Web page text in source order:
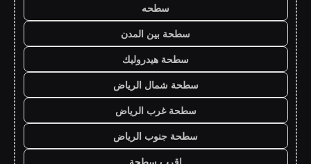
سطحه
سطحة بين المدن
سطحة هيدروليك
سطحة شمال الرياض
سطحة غرب الرياض
سطحة جنوب الرياض
اقرب سطحة